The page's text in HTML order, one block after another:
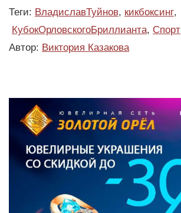
Теги: ВладиславТуйнов, кикбоксинг,
КубокОрловскогоБриллианта, Спорт
Автор: Виктория Казакова